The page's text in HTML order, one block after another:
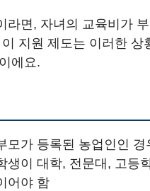
라면, 자녀의 교육비가
지원 제도는 이러한 상
에요.
모가 등록된 농업인인 경
생이 대학, 전문대, 고등
어야 함